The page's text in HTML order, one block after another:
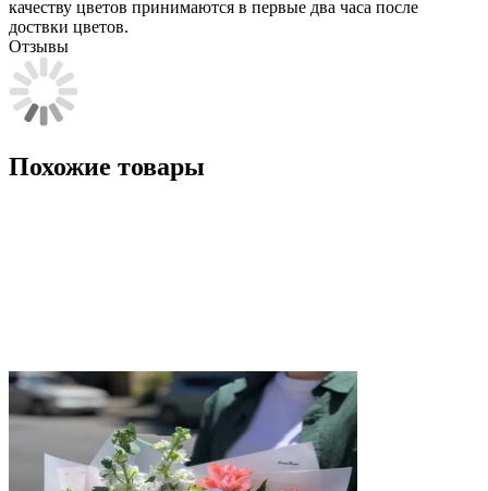
качеству цветов принимаются в первые два часа после
доствки цветов.
Отзывы
Похожие товары